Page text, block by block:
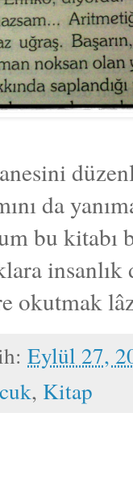
da
bu kitabı
okutmak
Eylül 27,
, Kitap